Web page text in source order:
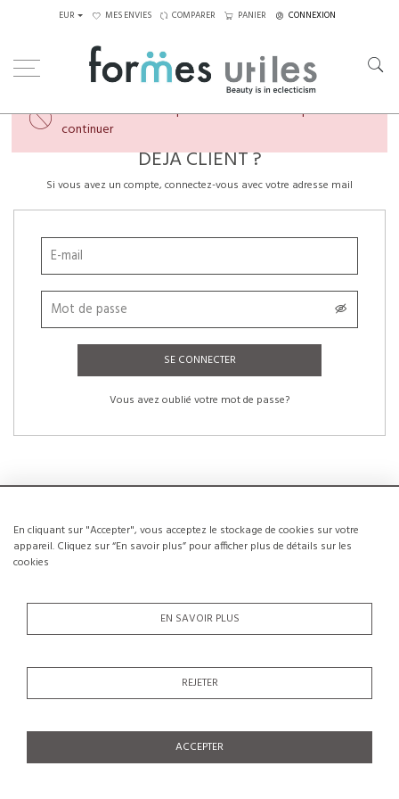
En cliquant sur "Accepter", vous acceptez le stockage de cookies sur votre
appareil. Cliquez sur “En savoir plus” pour afficher plus de détails sur les
cookies
EN SAVOIR PLUS
REJETER
ACCEPTER
EUR MES ENVIES COMPARER PANIER CONNEXION
Veuillez créer un compte ou vous connecter pour
continuer
DÉJÀ CLIENT ?
Si vous avez un compte, connectez-vous avec votre adresse mail
SE CONNECTER
Vous avez oublié votre mot de passe?
NOUVEAUX CLIENTS
La création d’un compte a de nombreux avantages: sauvegarder la liste de vos
CRÉER UN COMPTE